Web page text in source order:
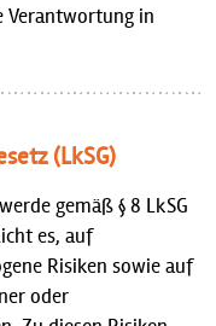
Verantwortung in
(LkSG)
gemäß § 8 LkSG
es, auf
Risiken sowie auf
oder